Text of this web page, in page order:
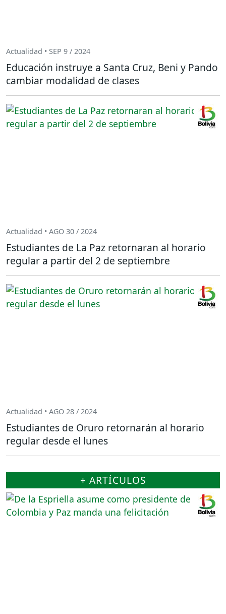
Actualidad • SEP 9 / 2024
Educación instruye a Santa Cruz, Beni y Pando
cambiar modalidad de clases
Actualidad • AGO 30 / 2024
Estudiantes de La Paz retornaran al horario
regular a partir del 2 de septiembre
Actualidad • AGO 28 / 2024
Estudiantes de Oruro retornarán al horario
regular desde el lunes
+ ARTÍCULOS